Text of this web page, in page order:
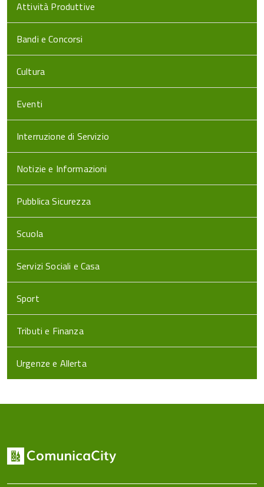
Attività Produttive
Bandi e Concorsi
Cultura
Eventi
Interruzione di Servizio
Notizie e Informazioni
Pubblica Sicurezza
Scuola
Servizi Sociali e Casa
Sport
Tributi e Finanza
Urgenze e Allerta